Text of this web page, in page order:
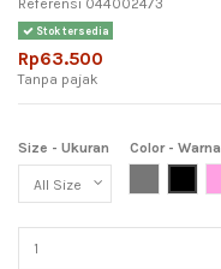
Referensi 044002473
Stok tersedia
Rp63.500
Tanpa pajak
Size - Ukuran
Color - Warna